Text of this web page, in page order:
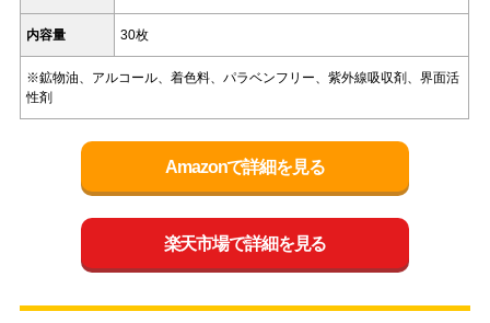
内容量 30枚
※鉱物油、アルコール、着色料、パラベンフリー、紫外線吸収剤、界面活
性剤
Amazonで詳細を見る
楽天市場で詳細を見る